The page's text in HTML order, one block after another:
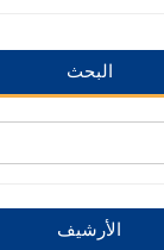
البحث
الأرشيف